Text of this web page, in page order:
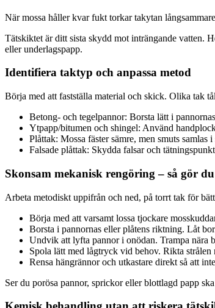
När mossa håller kvar fukt torkar takytan
Tätskiktet är ditt sista skydd mot inträngande vatten.
eller underlagspapp.
Identifiera taktyp och anpassa metod
Börja med att fastställa material och skick. Olika tak
Betong- och tegelpannor: Borsta lätt i
Ytpapp/bitumen och shingel: Använd
Plåttak: Mossa fäster sämre, men smuts
Falsade plåttak: Skydda falsar och
Skonsam mekanisk rengöring – så gör du
Arbeta metodiskt uppifrån och ned, på torrt tak för
Börja med att varsamt lossa tjockare
Borsta i pannornas eller plåtens riktning. Låt
Undvik att lyfta pannor i onödan. Trampa nära
Spola lätt med lågtryck vid behov. Rikta strålen
Rensa hängrännor och utkastare direkt så att
Ser du porösa pannor, sprickor eller blottlagd papp